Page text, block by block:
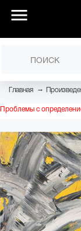
Главная →
Проблемы с